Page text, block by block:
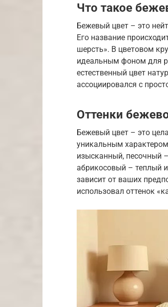
Что такое
Бежевый цвет – это
Его название
шерсть». В цветовом
идеальным фоном для
естественный цвет
ассоциировался с
Оттенки
Бежевый цвет – это
уникальным
изысканный, песочный
абрикосовый – теплый
зависит от ваших
использовал оттенок